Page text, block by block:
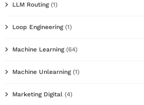
LLM Routing(1)
Loop Engineering(1)
Machine Learning(64)
Machine Unlearning(1)
Marketing Digital (4)